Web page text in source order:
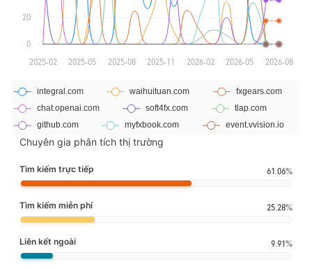
Chuyên gia phân tích thị trường
Tìm kiếm trực tiếp 61.06%
Tìm kiếm miễn phí 25.28%
Liên kết ngoài 9.91%